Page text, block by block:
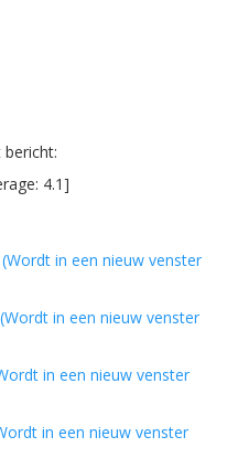
4.1]
in een nieuw venster
in een nieuw venster
in een nieuw venster
in een nieuw venster